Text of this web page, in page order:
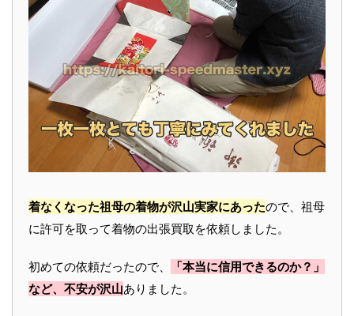
着なくなった祖母の着物が沢山実家にあったので、祖母
に許可を取って着物の出張買取を依頼しました。
初めての依頼だったので、
「本当に信用できるのか？」
など、不安が沢山ありました。